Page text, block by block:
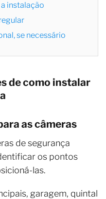
instalação
se necessário
de como instalar
as câmeras
de segurança
os pontos
las.
garagem, quintal